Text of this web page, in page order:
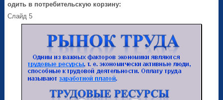
одить в потребительскую корзину:
Слайд 5